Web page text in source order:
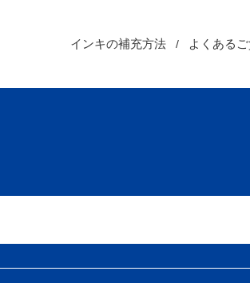
インキの補充方法 よくある